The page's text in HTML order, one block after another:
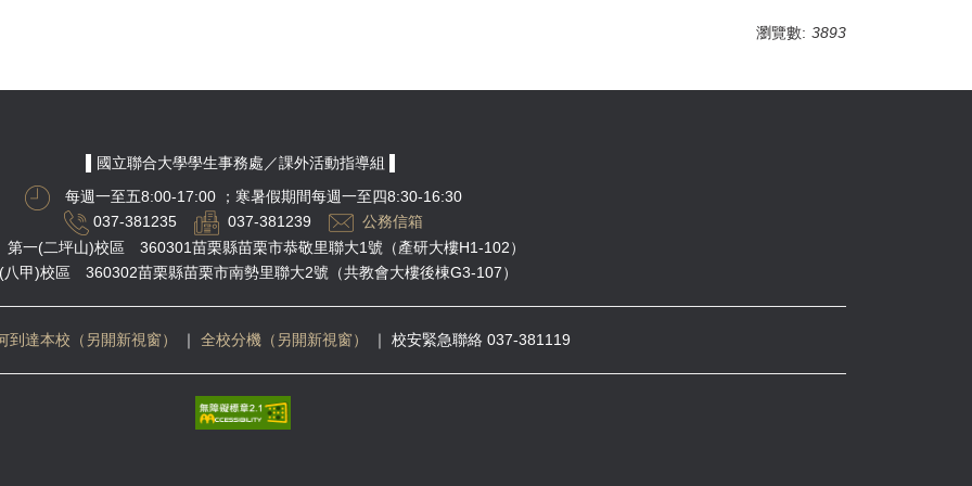
瀏覽數: 3893
▌國立聯合大學學生事務處／課外活動指導組 ▌
每週一至五8:00-17:00
；寒暑假期間每週一至四8:30-16:30
037-381235
037-381239
公務信箱
第一(二坪山)校區 360301苗栗縣苗栗市恭敬里聯大1號（產研大樓H1-102）
八甲)校區 360302苗栗縣苗栗市南勢里聯大2號（共教會大樓後棟G3-107）
到達本校（另開新視窗） ｜ 全校分機（另開新視窗） ｜ 校安緊急聯絡 037-381119